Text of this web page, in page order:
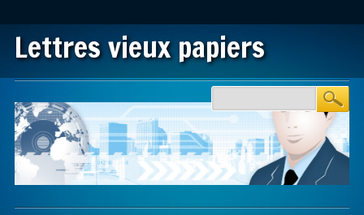
Lettres vieux papiers
Main menu